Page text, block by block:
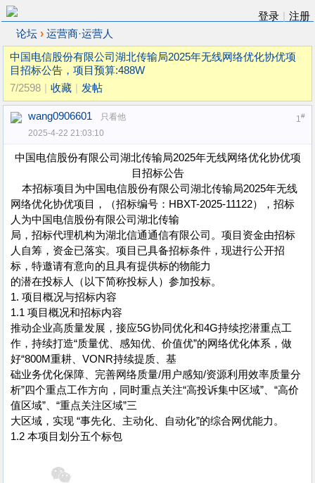
登录
注册
论坛 › 运营商·运营人
中国电信股份有限公司湖北传输局2025年无线网络优化协优项
目招标公告，项目预算:488W
7/2598
收藏 发帖
1#
wang0906601
只看他
2025-4-22 21:03:10
中国电信股份有限公司湖北传输局2025年无线网络优化协优项
目招标公告
本招标项目为中国电信股份有限公司湖北传输局2025年无线
网络优化协优项目，（招标编号：HBXT-2025-11122），招标
人为中国电信股份有限公司湖北传输
局，招标代理机构为湖北信通通信有限公司。项目资金由招标
人自筹，资金已落实。项目已具备招标条件，现进行公开招
标，特邀请有意向的且具有提供标的物能力
的潜在投标人（以下简称投标人）参加投标。
1. 项目概况与招标内容
1.1 项目概况和招标内容
推动企业高质量发展，接应5G协同优化和4G持续挖潜重点工
作，持续打造“质量优、感知优、价值优”的网络优化体系，做
好“800M重耕、VONR持续提质、基
础业务优化保障、完善网络质量/用户感知/资源利用效率质量分
析”四个重点工作方向，同时重点关注“高投诉集中区域”、“高价
值区域”、“重点关注区域”三
大区域，实现 “事先化、主动化、自动化”的综合网优能力。
1.2 本项目划分五个标包